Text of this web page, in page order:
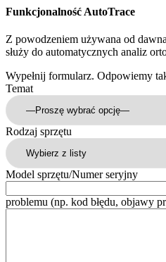
Funkcjonalność AutoTrace
Z powodzeniem używana od
służy do automatycznych analiz
Wypełnij formularz. Odpowiemy
Temat
Rodzaj sprzętu
Model sprzętu/Numer seryjny
problemu (np. kod błędu, objawy